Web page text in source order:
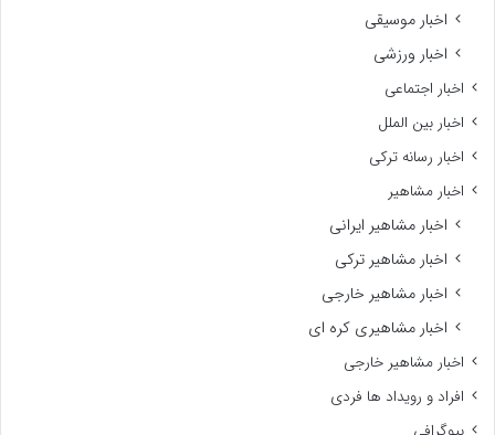
اخبار موسیقی
اخبار ورزشی
اخبار اجتماعی
اخبار بین الملل
اخبار رسانه ترکی
اخبار مشاهیر
اخبار مشاهیر ایرانی
اخبار مشاهیر ترکی
اخبار مشاهیر خارجی
اخبار مشاهیری کره ای
اخبار مشاهیر خارجی
افراد و رویداد ها فردی